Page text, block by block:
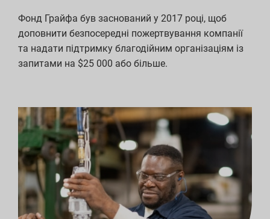
Фонд Грайфа був заснований у 2017 році, щоб
доповнити безпосередні пожертвування компанії
та надати підтримку благодійним організаціям із
запитами на $25 000 або більше.